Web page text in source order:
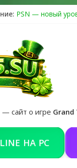
PSN — новый
Получайте
GTA 6
— сайт о игре